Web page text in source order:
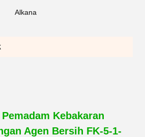
Alkana
Kebakaran
Agen Bersih FK-5-1-